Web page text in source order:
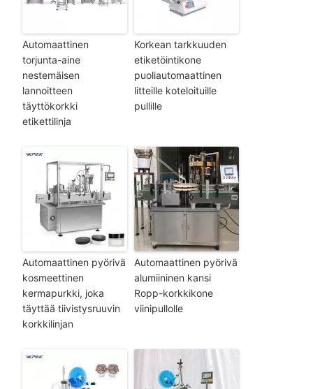
Automaattinen
torjunta-aine
nestemäisen
lannoitteen
täyttökorkki
etikettilinja
Korkean tarkkuuden
etiketöintikone
puoliautomaattinen
litteille koteloituille
pullille
Automaattinen pyörivä
kosmeettinen
kermapurkki, joka
täyttää tiivistysruuvin
korkkilinjan
Automaattinen pyörivä
alumiininen kansi
Ropp-korkkikone
viinipullolle